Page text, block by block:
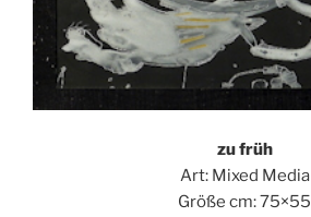
zu früh
Art: Mixed Media
Größe cm: 75×55